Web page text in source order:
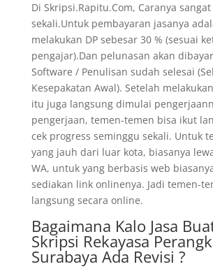
Di Skripsi.Rapitu.Com, Caranya
sekali.Untuk pembayaran jasanya
melakukan DP sebesar 30 % (sesuai
pengajar).Dan pelunasan akan
Software / Penulisan sudah selesai
Kesepakatan Awal). Setelah
itu juga langsung dimulai
pengerjaan, temen-temen bisa ikut
cek progress seminggu sekali. Untuk
yang jauh dari luar kota, biasanya
WA, untuk yang berbasis web
sediakan link onlinenya. Jadi temen-
langsung secara online.
Bagaimana Kalo Jasa
Skripsi Rekayasa
Surabaya Ada Revisi ?